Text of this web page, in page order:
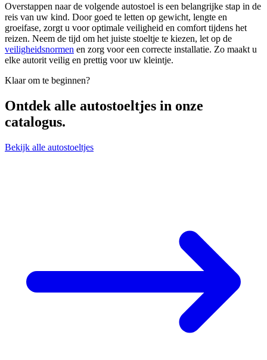
Overstappen naar de volgende autostoel is een belangrijke stap in de
reis van uw kind. Door goed te letten op gewicht, lengte en
groeifase, zorgt u voor optimale veiligheid en comfort tijdens het
reizen. Neem de tijd om het juiste stoeltje te kiezen, let op de
veiligheidsnormen en zorg voor een correcte installatie. Zo maakt u
elke autorit veilig en prettig voor uw kleintje.
Klaar om te beginnen?
Ontdek alle autostoeltjes in onze
catalogus.
Bekijk alle autostoeltjes